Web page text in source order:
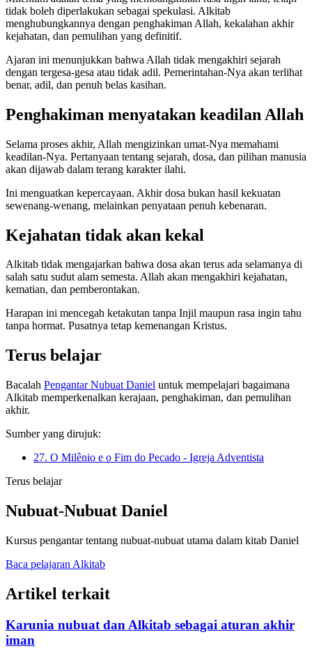
tidak boleh diperlakukan sebagai spekulasi. Alkitab
menghubungkannya dengan penghakiman Allah, kekalahan akhir
kejahatan, dan pemulihan yang definitif.
Ajaran ini menunjukkan bahwa Allah tidak mengakhiri sejarah
dengan tergesa-gesa atau tidak adil. Pemerintahan-Nya akan terlihat
benar, adil, dan penuh belas kasihan.
Penghakiman menyatakan keadilan Allah
Selama proses akhir, Allah mengizinkan umat-Nya memahami
keadilan-Nya. Pertanyaan tentang sejarah, dosa, dan pilihan manusia
akan dijawab dalam terang karakter ilahi.
Ini menguatkan kepercayaan. Akhir dosa bukan hasil kekuatan
sewenang-wenang, melainkan penyataan penuh kebenaran.
Kejahatan tidak akan kekal
Alkitab tidak mengajarkan bahwa dosa akan terus ada selamanya di
salah satu sudut alam semesta. Allah akan mengakhiri kejahatan,
kematian, dan pemberontakan.
Harapan ini mencegah ketakutan tanpa Injil maupun rasa ingin tahu
tanpa hormat. Pusatnya tetap kemenangan Kristus.
Terus belajar
Bacalah Pengantar Nubuat Daniel untuk mempelajari bagaimana
Alkitab memperkenalkan kerajaan, penghakiman, dan pemulihan
akhir.
Sumber yang dirujuk:
27. O Milênio e o Fim do Pecado - Igreja Adventista
Terus belajar
Nubuat-Nubuat Daniel
Kursus pengantar tentang nubuat-nubuat utama dalam kitab Daniel
Baca pelajaran Alkitab
Artikel terkait
Karunia nubuat dan Alkitab sebagai aturan akhir
iman